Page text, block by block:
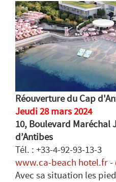
Réouverture du Cap
Jeudi 28 mars 2024
10, Boulevard Maréchal
d’Antibes
Tél. : +33-4-92-93-13-3
www.ca-beach hotel.fr-
Avec sa situation les